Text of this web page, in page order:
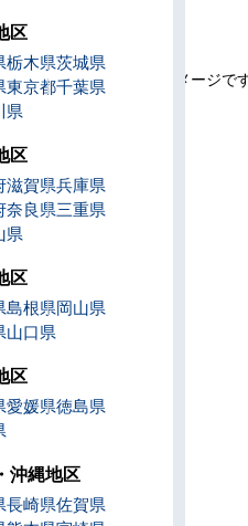
ン・設置例の画像はイメージで
区
栃木県茨城県
東京都千葉県
県
区
滋賀県兵庫県
奈良県三重県
県
区
島根県岡山県
山口県
区
愛媛県徳島県
沖縄地区
長崎県佐賀県